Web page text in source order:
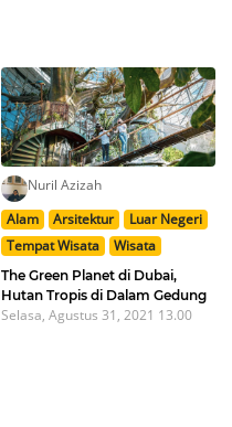
Nuril Azizah
Alam
Arsitektur
Luar Negeri
Tempat Wisata
Wisata
The Green Planet di Dubai,
Hutan Tropis di Dalam Gedung
Selasa, Agustus 31, 2021 13.00